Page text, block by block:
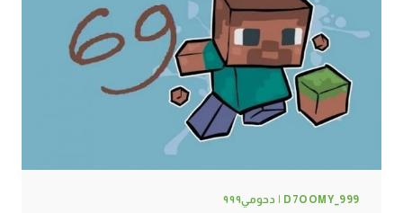
|
70#
MINECRAFT
:
D7OOMY999
D7OOMY_999 | دحومي٩٩٩